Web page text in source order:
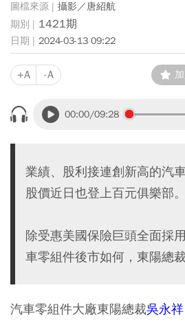
攝影／唐紹航
1421期
2024-03-13 09:22
+A -A
00:00/09:28
業績、股利接連創新高的汽
股價近日也登上百元俱樂部。
除受惠美國保險巨頭全面採
車零組件後市如何，東陽總
汽車零組件大廠東陽總裁吳永祥